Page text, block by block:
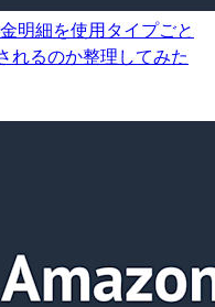
明細を使用タイプごと
れるのか整理してみた